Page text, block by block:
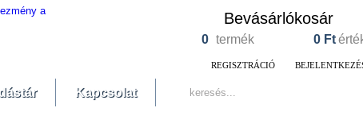
Bevásárlókosár
0 termék 0 Ft
REGISZTRÁCIÓ
Kapcsolat